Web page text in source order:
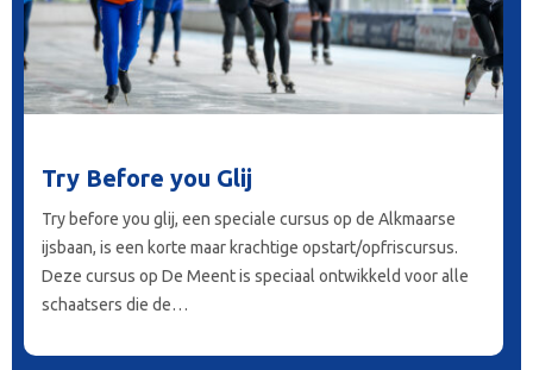
Try Before you Glij
Try before you glij, een speciale cursus op de Alkmaarse
ijsbaan, is een korte maar krachtige opstart/opfriscursus.
Deze cursus op De Meent is speciaal ontwikkeld voor alle
schaatsers die de…